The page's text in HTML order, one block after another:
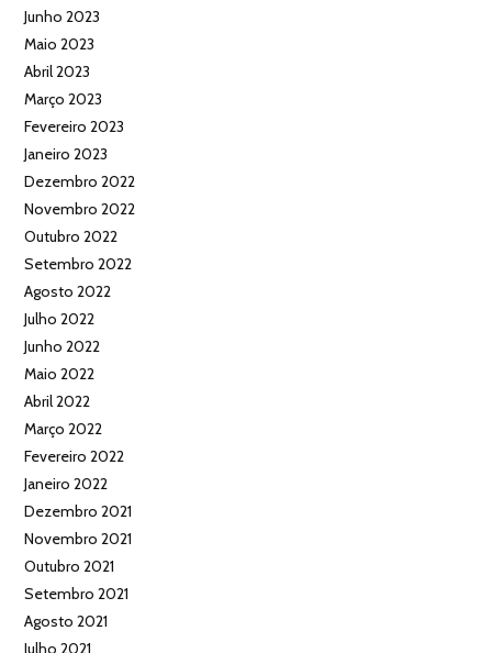
Junho 2023
Maio 2023
Abril 2023
Março 2023
Fevereiro 2023
Janeiro 2023
Dezembro 2022
Novembro 2022
Outubro 2022
Setembro 2022
Agosto 2022
Julho 2022
Junho 2022
Maio 2022
Abril 2022
Março 2022
Fevereiro 2022
Janeiro 2022
Dezembro 2021
Novembro 2021
Outubro 2021
Setembro 2021
Agosto 2021
Julho 2021